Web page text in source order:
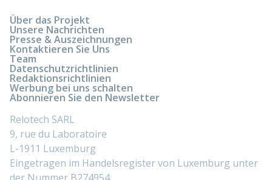
Über das Projekt
Unsere Nachrichten
Presse & Auszeichnungen
Kontaktieren Sie Uns
Team
Datenschutzrichtlinien
Redaktionsrichtlinien
Werbung bei uns schalten
Abonnieren Sie den Newsletter
Relotech SARL
9, rue du Laboratoire
L-1911 Luxemburg
Eingetragen im Handelsregister von Luxemburg unter